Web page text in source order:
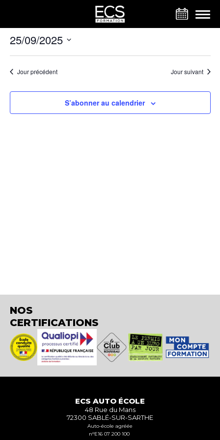
25/09/2025
une
Jour précédent Jour suivant
S’abonner au calendrier
NOS
CERTIFICATIONS
ECS AUTO ÉCOLE
48 Rue du Mans
72300 SABLÉ-SUR-SARTHE
Auto-école agréée
n°E16 07 200 100